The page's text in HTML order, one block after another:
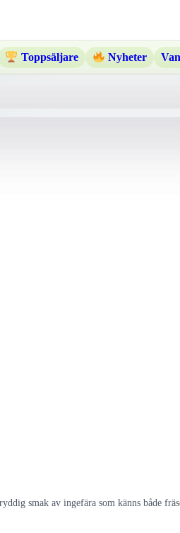
Toppsäljare Nyheter
smak av ingefära som känns både